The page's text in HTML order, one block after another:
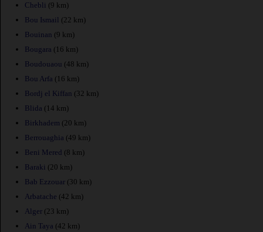
Chebli (9 km)
Bou Ismail (22 km)
Bouinan (9 km)
Bougara (16 km)
Boudouaou (48 km)
Bou Arfa (16 km)
Bordj el Kiffan (32 km)
Blida (14 km)
Birkhadem (20 km)
Berrouaghia (49 km)
Beni Mered (8 km)
Baraki (20 km)
Bab Ezzouar (30 km)
Arbatache (42 km)
Alger (23 km)
Ain Taya (42 km)